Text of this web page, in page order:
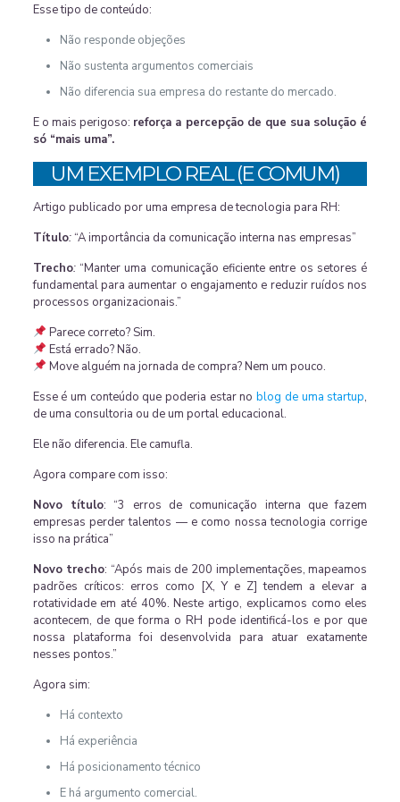
Esse tipo de conteúdo:
Não responde objeções
Não sustenta argumentos comerciais
Não diferencia sua empresa do restante do mercado.
E o mais perigoso: reforça a percepção de que sua solução é
só “mais uma”.
UM EXEMPLO REAL (E COMUM)
Artigo publicado por uma empresa de tecnologia para RH:
Título:“A importância da comunicação interna nas empresas”
Trecho:“Manter uma comunicação eficiente entre os setores é
fundamental para aumentar o engajamento e reduzir ruídos nos
processos organizacionais.”
Parece correto? Sim.
Está errado? Não.
Move alguém na jornada de compra? Nem um pouco.
Esse é um conteúdo que poderia estar noblog de uma startup,
de uma consultoria ou de um portal educacional.
Ele não diferencia. Ele camufla.
Agora compare com isso:
Novo título: “3 erros de comunicação interna que fazem
empresas perder talentos — e como nossa tecnologia corrige
isso na prática”
Novo trecho: “Após mais de 200 implementações, mapeamos
padrões críticos: erros como [X, Y e Z] tendem a elevar a
rotatividade em até 40%. Neste artigo, explicamos como eles
acontecem, de que forma o RH pode identificá-los e por que
nossa plataforma foi desenvolvida para atuar exatamente
nesses pontos.”
Agora sim:
Há contexto
Há experiência
Há posicionamento técnico
E há argumento comercial.